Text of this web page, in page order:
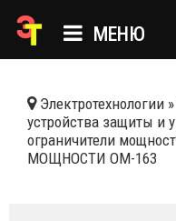
МЕНЮ
КАТАЛОГ
О КОМПАНИИ
Электротехнологии »
устройства защиты и
ограничители
МОЩНОСТИ ОМ-163